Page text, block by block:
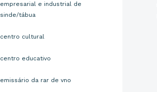
empresarial e industrial de
sinde/tábua
centro cultural
centro educativo
emissário da rar de vno